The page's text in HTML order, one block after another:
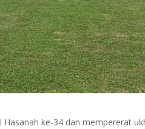
ke-34 dan mempererat